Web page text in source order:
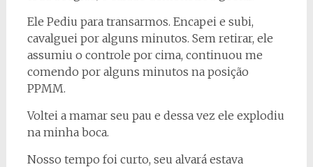
Ele Pediu para transarmos. Encapei e subi,
cavalguei por alguns minutos. Sem retirar, ele
assumiu o controle por cima, continuou me
comendo por alguns minutos na posição
PPMM.
Voltei a mamar seu pau e dessa vez ele explodiu
na minha boca.
Nosso tempo foi curto, seu alvará estava